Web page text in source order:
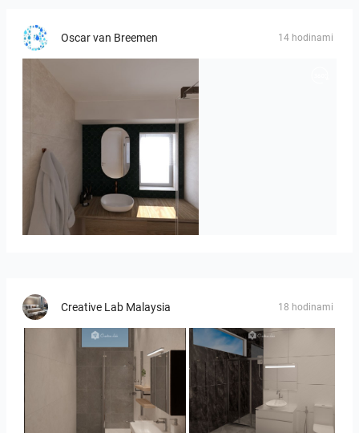
Oscar van Breemen 14 hodinami
Badkamerhuis
Creative Lab Malaysia 18 hodinami
Collen_Bathroom Collen_Bathroom